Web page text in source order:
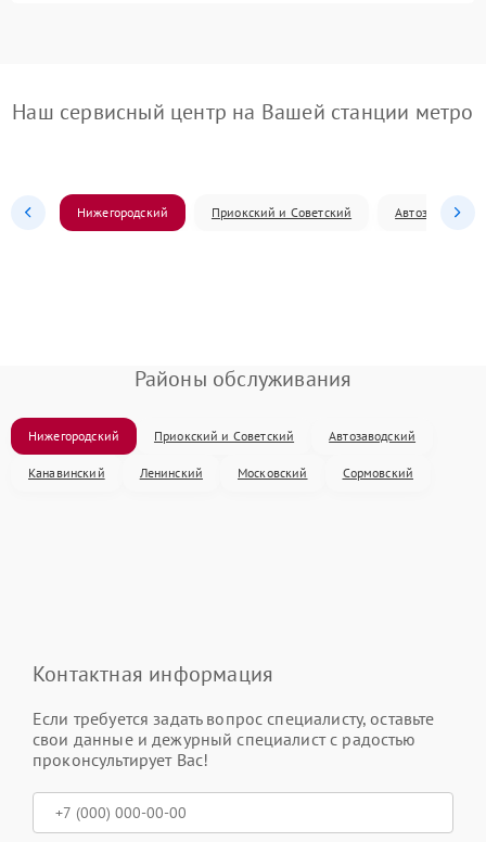
Наш сервисный центр на Вашей станции метро
Нижегородский Приокский и Советский Автозаводский
Районы обслуживания
Нижегородский Приокский и Советский Автозаводский
Канавинский Ленинский Московский Сормовский
Контактная информация
Если требуется задать вопрос специалисту, оставьте
свои данные и дежурный специалист с радостью
проконсультирует Вас!